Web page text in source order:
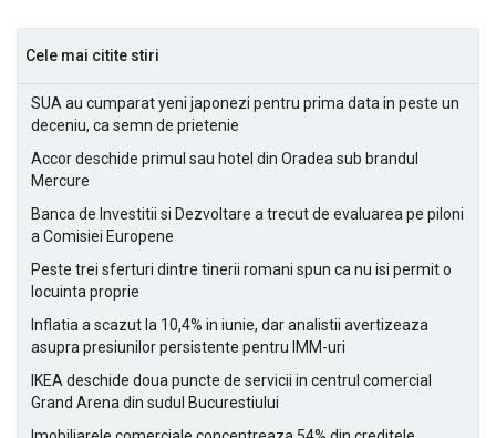
Cele mai citite stiri
SUA au cumparat yeni japonezi pentru prima data in peste un
deceniu, ca semn de prietenie
Accor deschide primul sau hotel din Oradea sub brandul
Mercure
Banca de Investitii si Dezvoltare a trecut de evaluarea pe piloni
a Comisiei Europene
Peste trei sferturi dintre tinerii romani spun ca nu isi permit o
locuinta proprie
Inflatia a scazut la 10,4% in iunie, dar analistii avertizeaza
asupra presiunilor persistente pentru IMM-uri
IKEA deschide doua puncte de servicii in centrul comercial
Grand Arena din sudul Bucurestiului